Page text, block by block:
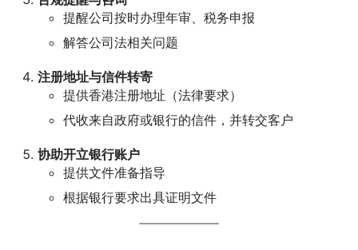
提醒公司按时办理年审、税务申报
解答公司法相关问题
注册地址与信件转寄
提供香港注册地址（法律要求）
代收来自政府或银行的信件，并转交客户
协助开立银行账户
提供文件准备指导
根据银行要求出具证明文件